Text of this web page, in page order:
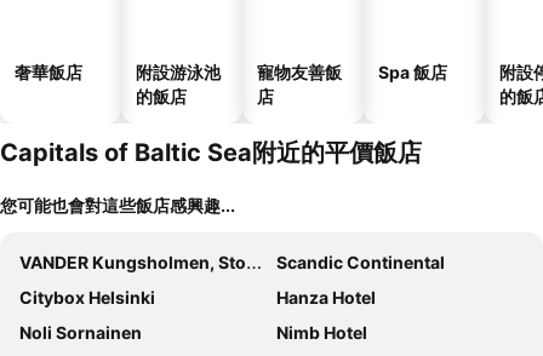
奢華飯店
附設游泳池
的飯店
寵物友善飯
店
Spa 飯店
附設
的飯
Capitals of Baltic Sea附近的平價飯店
您可能也會對這些飯店感興趣...
VANDER Kungsholmen, Stockholm
Scandic Continental
Citybox Helsinki
Hanza Hotel
Noli Sornainen
Nimb Hotel